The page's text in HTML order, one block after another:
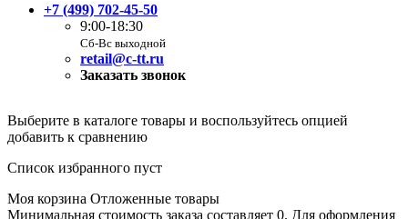
+7 (499) 702-45-50
9:00-18:30
Сб-Вс выходной
retail@c-tt.ru
Заказать звонок
Выберите в каталоге товары и воспользуйтесь опцией
добавить к сравнению
Список избранного пуст
Моя корзина Отложенные товары
Минимальная стоимость заказа составляет 0. Для оформления